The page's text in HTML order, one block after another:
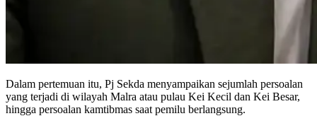
Dalam pertemuan itu, Pj Sekda menyampaikan sejumlah persoalan
yang terjadi di wilayah Malra atau pulau Kei Kecil dan Kei Besar,
hingga persoalan kamtibmas saat pemilu berlangsung.